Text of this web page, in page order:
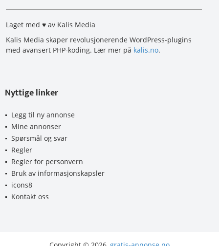
Laget med ♥ av Kalis Media
Kalis Media skaper revolusjonerende WordPress-plugins
med avansert PHP-koding. Lær mer på kalis.no.
Nyttige linker
Legg til ny annonse
Mine annonser
Spørsmål og svar
Regler
Regler for personvern
Bruk av informasjonskapsler
icons8
Kontakt oss